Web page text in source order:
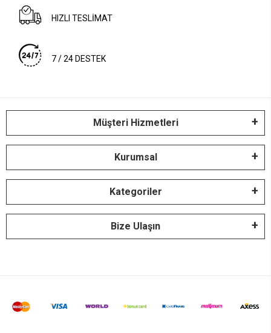
HIZLI TESLİMAT
7 / 24 DESTEK
Müşteri Hizmetleri
Kurumsal
Kategoriler
Bize Ulaşın